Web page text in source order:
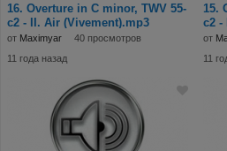
16. Overture in C minor, TWV 55-
c2 - II. Air (Vivement).mp3
от Maximyar
40 просмотров
11 года назад
15.
c2 -
от
11